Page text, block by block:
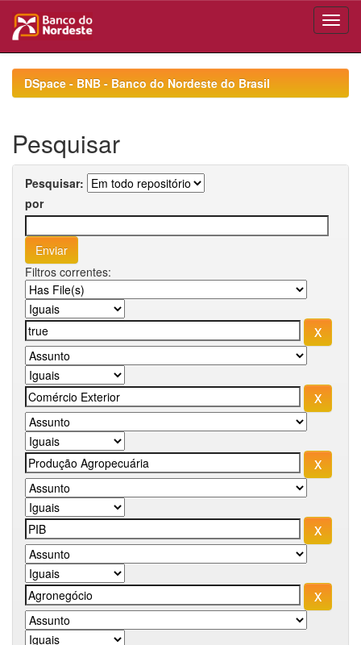
navigationDSpace - BNB - Banco do Nordeste do Brasil
Pesquisar
Pesquisar:
por
Filtros correntes: